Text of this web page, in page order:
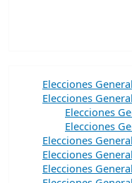
Elecciones
Elecciones
Elecciones
Elecciones
Elecciones
Elecciones
Elecciones